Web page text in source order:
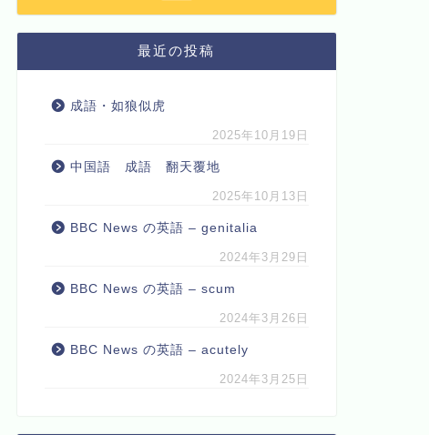
最近の投稿
成語・如狼似虎
2025年10月19日
中国語 成語 翻天覆地
2025年10月13日
BBC News の英語 – genitalia
2024年3月29日
BBC News の英語 – scum
2024年3月26日
BBC News の英語 – acutely
2024年3月25日